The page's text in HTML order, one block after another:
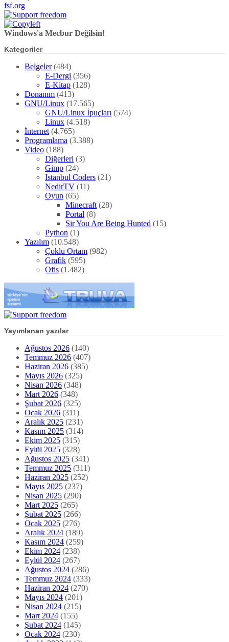
fsf.org
Windows'a Mecbur Değilsin!
Kategoriler
Belgeler(484)
E-Dergi (356)
E-Kitap (128)
Donanım (413)
GNU/Linux (17.565)
GNU/Linux İpuçları (574)
Linux (4.518)
İnternet (4.765)
Programlama (3.388)
Video (188)
Diğerleri (3)
Gimp (24)
Istanbul Coders (21)
NedirTV (11)
Oyun (65)
Minecraft (28)
Portal (8)
Sir You Are Being Hunted (15)
Python (1)
Yazılım (10.548)
Çoklu Ortam (982)
Grafik (595)
Ofis (1.482)
Yayımlanan yazılar
Ağustos 2026 (140)
Temmuz 2026 (407)
Haziran 2026 (385)
Mayıs 2026 (325)
Nisan 2026 (348)
Mart 2026 (348)
Şubat 2026 (325)
Ocak 2026 (311)
Aralık 2025 (231)
Kasım 2025 (314)
Ekim 2025 (315)
Eylül 2025 (328)
Ağustos 2025 (341)
Temmuz 2025 (311)
Haziran 2025 (252)
Mayıs 2025 (237)
Nisan 2025 (290)
Mart 2025 (265)
Şubat 2025 (266)
Ocak 2025 (276)
Aralık 2024 (189)
Kasım 2024 (259)
Ekim 2024 (238)
Eylül 2024 (267)
Ağustos 2024 (286)
Temmuz 2024 (333)
Haziran 2024 (270)
Mayıs 2024 (201)
Nisan 2024 (215)
Mart 2024 (155)
Şubat 2024 (145)
Ocak 2024 (230)